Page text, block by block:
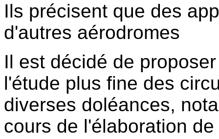
Ils précisent que des
d'autres aérodromes
Il est décidé de
l'étude plus fine des
diverses doléances,
cours de l'élaboration